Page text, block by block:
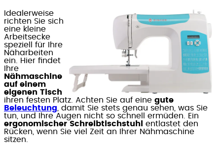
Idealerweise
richten Sie sich
eine kleine
Arbeitsecke
speziell für Ihre
Näharbeiten
ein. Hier findet
Ihre
Nähmaschine
auf einem
eigenen Tisch
ihren festen Platz. Achten Sie auf eine gute
Beleuchtung , damit Sie stets genau sehen, was Sie
tun, und Ihre Augen nicht so schnell ermüden. Ein
ergonomischer Schreibtischstuhl
entlastet den
Rücken, wenn Sie viel Zeit an Ihrer Nähmaschine
sitzen.